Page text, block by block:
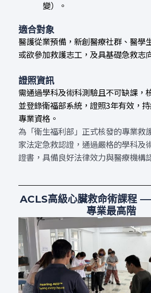
變）。
適合對象
醫護從業預備，新創醫療社群、醫學
或欲參加救護志工，及具基礎急救志
證照資訊
需通過學科及術科測驗且不可缺課，
並登錄衛福部系統，證照3年有效，
專業資格。
為「衛生福利部」正式核發的專業救
家法定急救認證，通過嚴格的學科及
證書，具備良好法律效力與醫療機構
ACLS高級心臟救命術課程
專業最高階